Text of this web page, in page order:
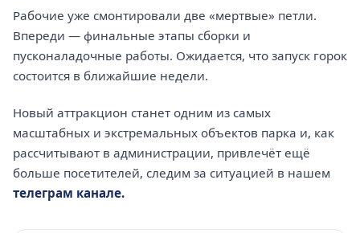
Рабочие уже смонтировали две «мертвые» петли.
Впереди — финальные этапы сборки и
пусконаладочные работы. Ожидается, что запуск горок
состоится в ближайшие недели.
Новый аттракцион станет одним из самых
масштабных и экстремальных объектов парка и, как
рассчитывают в администрации, привлечёт ещё
больше посетителей, следим за ситуацией в нашем
телеграм канале.